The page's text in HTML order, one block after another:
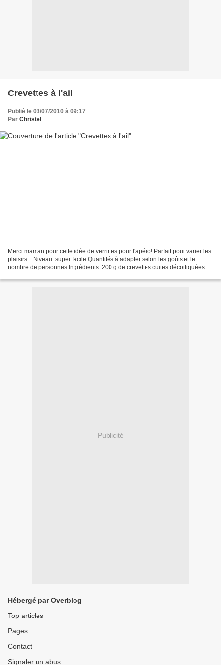
Crevettes à l'ail
Publié le 03/07/2010 à 09:17
Par Christel
Merci maman pour cette idée de verrines pour l'apéro! Parfait pour varier les
plaisirs... Niveau: super facile Quantités à adapter selon les goûts et le
nombre de personnes Ingrédients: 200 g de crevettes cuites décortiquées 1
Publicité
Hébergé par Overblog
Top articles
Pages
Contact
Signaler un abus